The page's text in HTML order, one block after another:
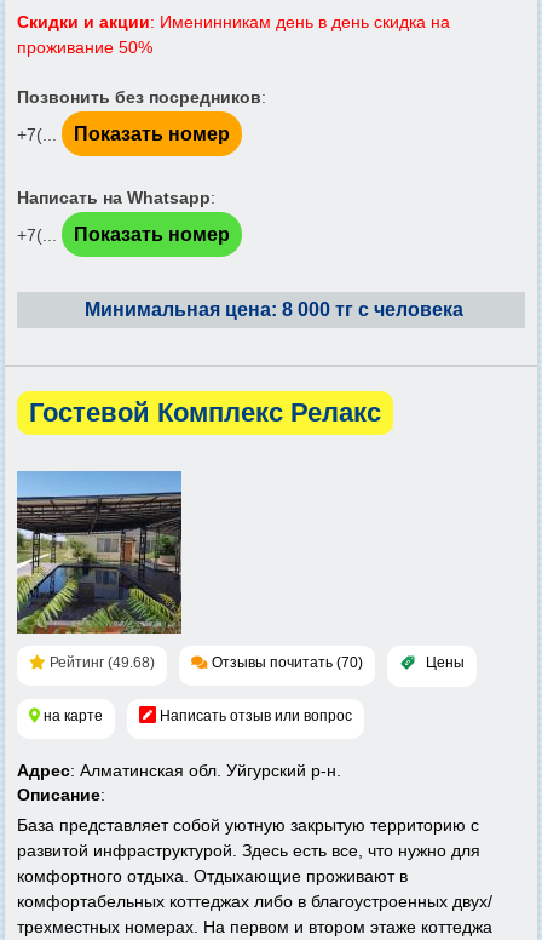
Скидки и акции: Именинникам день в день скидка на
проживание 50%
Позвонить без посредников:
+7(...
Показать номер
Написать на Whatsapp:
+7(...
Показать номер
Минимальная цена: 8 000 тг с человека
Гостевой Комплекс Релакс
Рейтинг (49.68) Отзывы почитать (70) Цены
на карте Написать отзыв или вопрос
Адрес: Алматинская обл. Уйгурский р-н.
Описание:
База представляет собой уютную закрытую территорию с
развитой инфраструктурой. Здесь есть все, что нужно для
комфортного отдыха. Отдыхающие проживают в
комфортабельных коттеджах либо в благоустроенных двух/
трехместных номерах. На первом и втором этаже коттеджа